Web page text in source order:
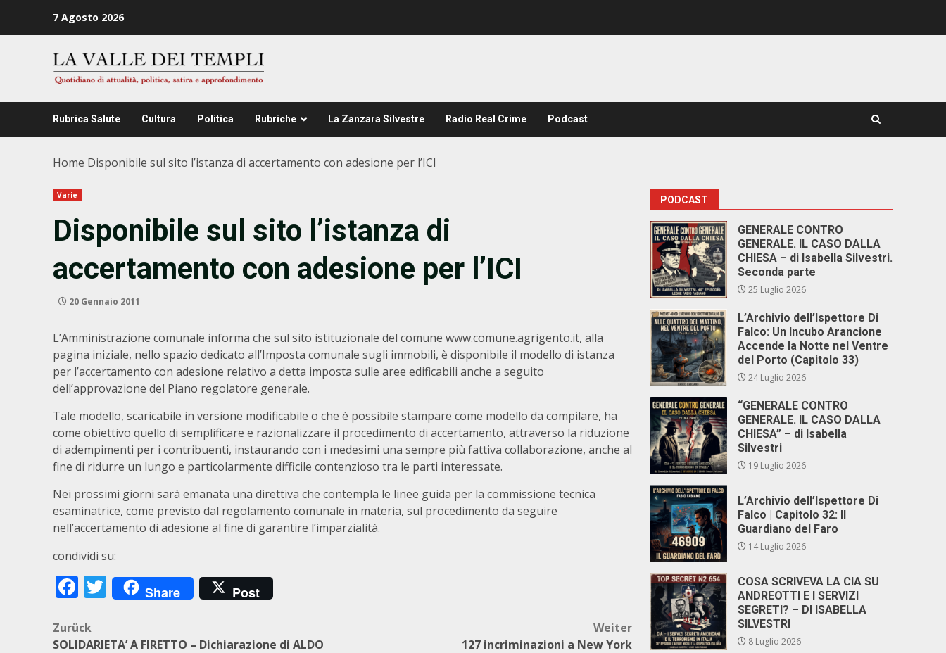
7 Agosto 2026
Rubrica Salute Cultura Politica Rubriche La Zanzara Silvestre Radio Real Crime Podcast
Home Disponibile sul sito l’istanza di accertamento con adesione per l’ICI
Varie
Disponibile sul sito l’istanza di
accertamento con adesione per l’ICI
20 Gennaio 2011
L’Amministrazione comunale informa che sul sito istituzionale del comune www.comune.agrigento.it, alla
pagina iniziale, nello spazio dedicato all’Imposta comunale sugli immobili, è disponibile il modello di istanza
per l’accertamento con adesione relativo a detta imposta sulle aree edificabili anche a seguito
dell’approvazione del Piano regolatore generale.
Tale modello, scaricabile in versione modificabile o che è possibile stampare come modello da compilare, ha
come obiettivo quello di semplificare e razionalizzare il procedimento di accertamento, attraverso la riduzione
di adempimenti per i contribuenti, instaurando con i medesimi una sempre più fattiva collaborazione, anche al
fine di ridurre un lungo e particolarmente difficile contenzioso tra le parti interessate.
Nei prossimi giorni sarà emanata una direttiva che contempla le linee guida per la commissione tecnica
esaminatrice, come previsto dal regolamento comunale in materia, sul procedimento da seguire
nell’accertamento di adesione al fine di garantire l’imparzialità.
condividi su:
Facebook
Twitter
Share Post
Beitragsnavigation
Zurück
SOLIDARIETA’ A FIRETTO – Dichiarazione di ALDO
Weiter
127 incriminazioni a New York
PODCAST
GENERALE CONTRO
GENERALE. IL CASO DALLA
CHIESA – di Isabella Silvestri.
Seconda parte
25 Luglio 2026
L’Archivio dell’Ispettore Di
Falco: Un Incubo Arancione
Accende la Notte nel Ventre
del Porto (Capitolo 33)
24 Luglio 2026
“GENERALE CONTRO
GENERALE. IL CASO DALLA
CHIESA” – di Isabella
Silvestri
19 Luglio 2026
L’Archivio dell’Ispettore Di
Falco | Capitolo 32: Il
Guardiano del Faro
14 Luglio 2026
COSA SCRIVEVA LA CIA SU
ANDREOTTI E I SERVIZI
SEGRETI? – DI ISABELLA
SILVESTRI
8 Luglio 2026